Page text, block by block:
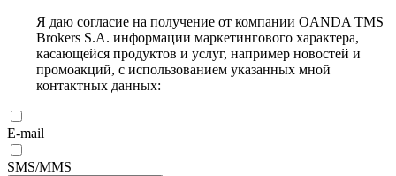
Я даю согласие на получение от компании OANDA TMS
Brokers S.A. информации маркетингового характера,
касающейся продуктов и услуг, например новостей и
промоакций, с использованием указанных мной
контактных данных:
E-mail
SMS/MMS